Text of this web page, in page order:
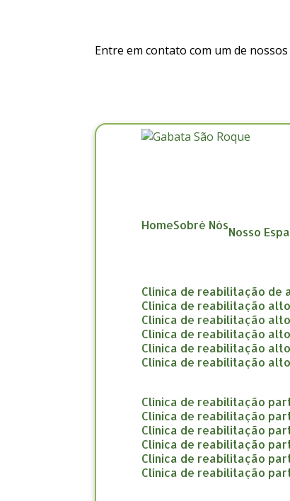
Entre em contato com um de
Home Sobré Nós Nosso
clínica de reabilitação de
clínica de reabilitação
clínica de reabilitação
clínica de reabilitação
clínica de reabilitação
clínica de reabilitação
clínica de reabilitação
clínica de reabilitação
clínica de reabilitação
clínica de reabilitação
clínica de reabilitação
clínica de reabilitação